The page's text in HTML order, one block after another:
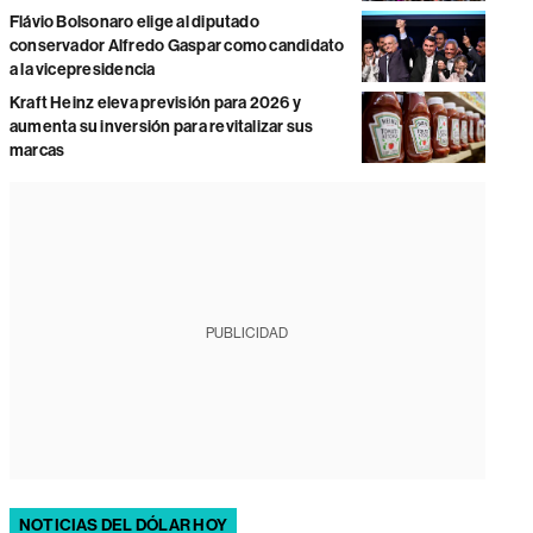
Flávio Bolsonaro elige al diputado
conservador Alfredo Gaspar como candidato
a la vicepresidencia
Kraft Heinz eleva previsión para 2026 y
aumenta su inversión para revitalizar sus
marcas
PUBLICIDAD
NOTICIAS DEL DÓLAR HOY